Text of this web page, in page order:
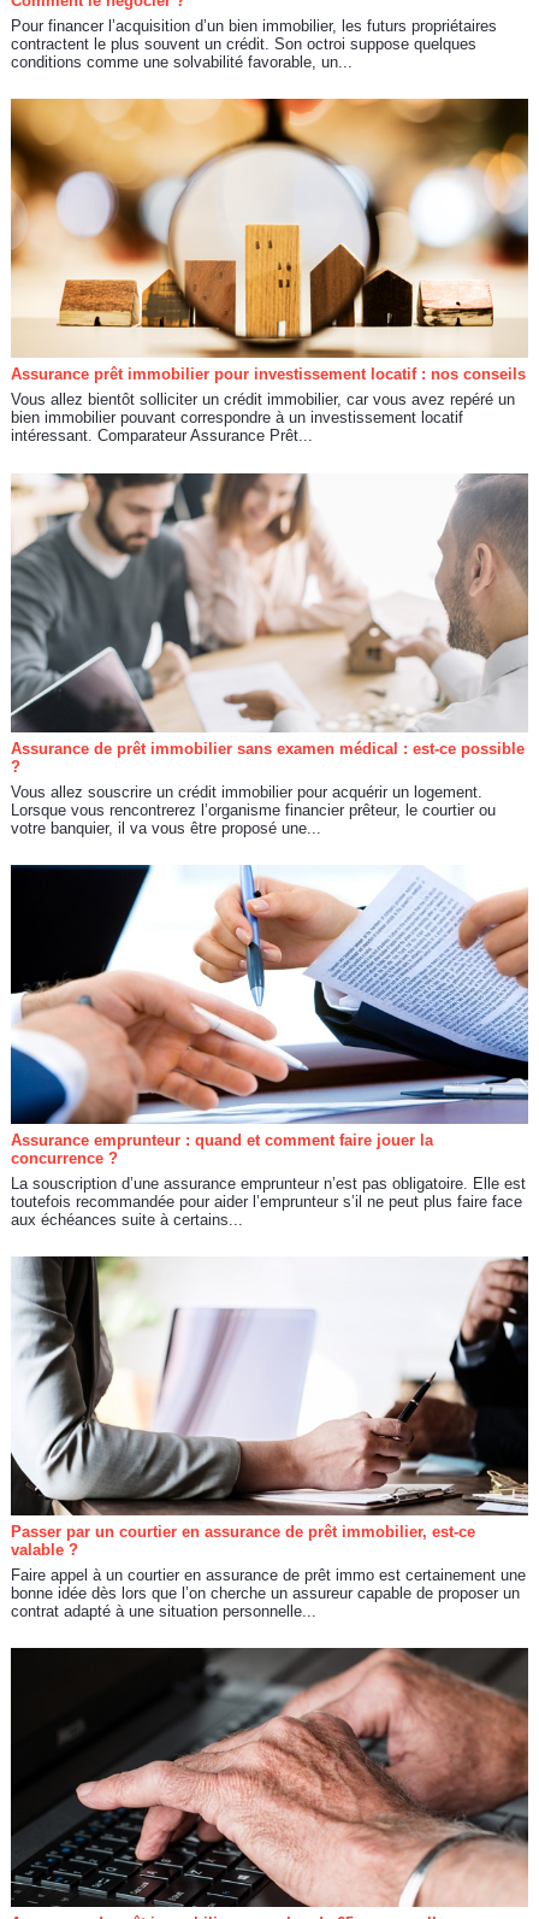
Pour financer l’acquisition d’un bien immobilier, les futurs propriétaires
contractent le plus souvent un crédit. Son octroi suppose quelques
conditions comme une solvabilité favorable, un...
Assurance prêt immobilier pour investissement locatif : nos conseils
Vous allez bientôt solliciter un crédit immobilier, car vous avez repéré un
bien immobilier pouvant correspondre à un investissement locatif
intéressant. Comparateur Assurance Prêt...
Assurance de prêt immobilier sans examen médical : est-ce possible
?
Vous allez souscrire un crédit immobilier pour acquérir un logement.
Lorsque vous rencontrerez l’organisme financier prêteur, le courtier ou
votre banquier, il va vous être proposé une...
Assurance emprunteur : quand et comment faire jouer la
concurrence ?
La souscription d’une assurance emprunteur n’est pas obligatoire. Elle est
toutefois recommandée pour aider l’emprunteur s’il ne peut plus faire face
aux échéances suite à certains...
Passer par un courtier en assurance de prêt immobilier, est-ce
valable ?
Faire appel à un courtier en assurance de prêt immo est certainement une
bonne idée dès lors que l’on cherche un assureur capable de proposer un
contrat adapté à une situation personnelle...